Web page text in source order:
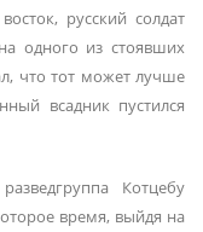
русский солдат
одного из стоявших
что тот может лучше
всадник пустился
Котцебу
время, выйдя на